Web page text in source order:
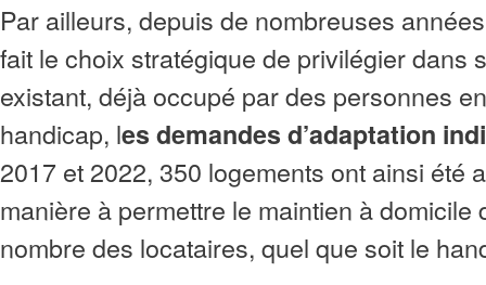
Par ailleurs, depuis de nombreuses
fait le choix stratégique de privilégier dans
existant, déjà occupé par des personnes
handicap, les demandes d’adaptation
2017 et 2022, 350 logements ont ainsi été
manière à permettre le maintien à domicile
nombre des locataires, quel que soit le